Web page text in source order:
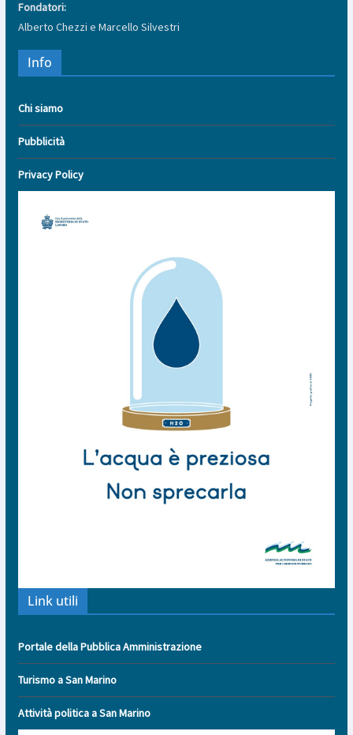
Fondatori:
Alberto Chezzi e Marcello Silvestri
Info
Chi siamo
Pubblicità
Privacy Policy
Link utili
Portale della Pubblica Amministrazione
Turismo a San Marino
Attività politica a San Marino